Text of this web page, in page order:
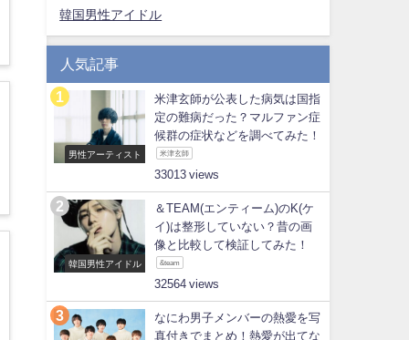
韓国男性アイドル
人気記事
男性アーティスト
米津玄師が公表した病気は国指
定の難病だった？マルファン症
候群の症状などを調べてみた！
米津玄師
33013
韓国男性アイドル
＆TEAM(エンティーム)のK(ケ
イ)は整形していない？昔の画
像と比較して検証してみた！
&team
32564
なにわ男子メンバーの熱愛を写
真付きでまとめ！熱愛が出てな